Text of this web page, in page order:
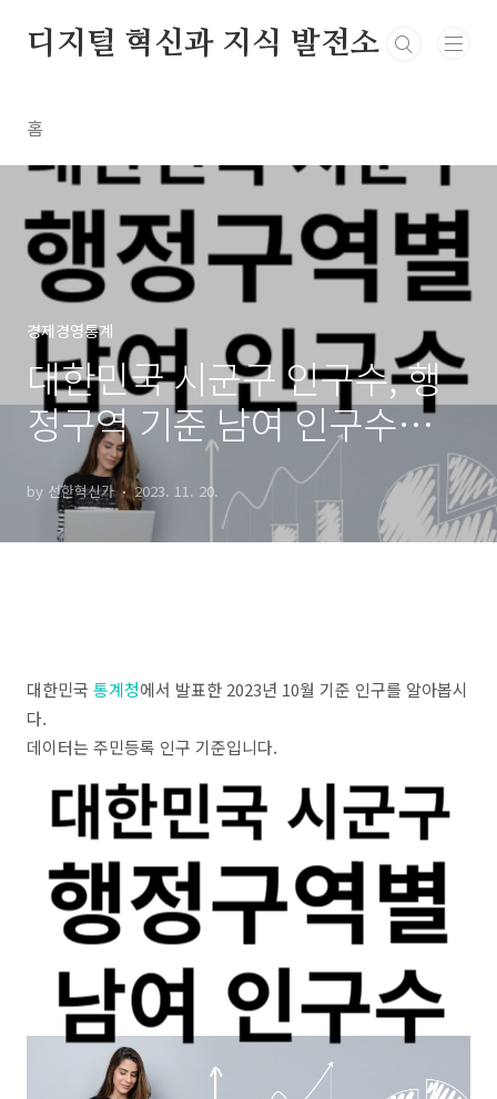
디지털 혁신과 지식 발전소
홈
경제경영통계
대한민국 시군구 인구수, 행
정구역 기준 남여 인구수
(2023년 10월 기준)
by 선한혁신가 2023. 11. 20.
대한민국 통계청에서 발표한 2023년 10월 기준 인구를 알아봅시
다.
데이터는 주민등록 인구 기준입니다.